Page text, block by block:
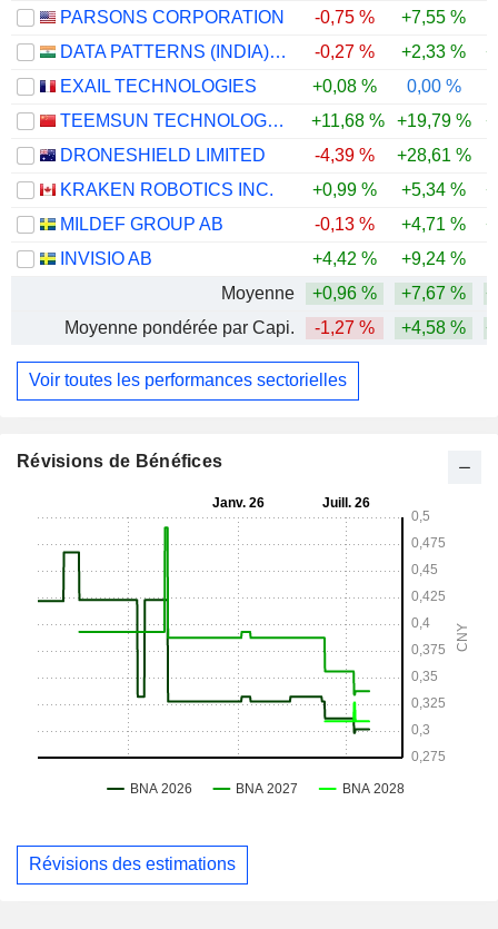
PARSONS CORPORATION
-0,75 % +7,55 %
DATA PATTERNS (INDIA) LIMITED
-0,27 % +2,33 %
EXAIL TECHNOLOGIES
+0,08 % 0,00 %
TEEMSUN TECHNOLOGY CO.,LTD
+11,68 % +19,79 %
DRONESHIELD LIMITED
-4,39 % +28,61 %
KRAKEN ROBOTICS INC.
+0,99 % +5,34 %
MILDEF GROUP AB
-0,13 % +4,71 %
INVISIO AB
+4,42 % +9,24 %
Moyenne
+0,96 % +7,67 %
Moyenne pondérée par Capi.
-1,27 % +4,58 %
Voir toutes les performances sectorielles
Révisions de Bénéfices
Révisions des estimations